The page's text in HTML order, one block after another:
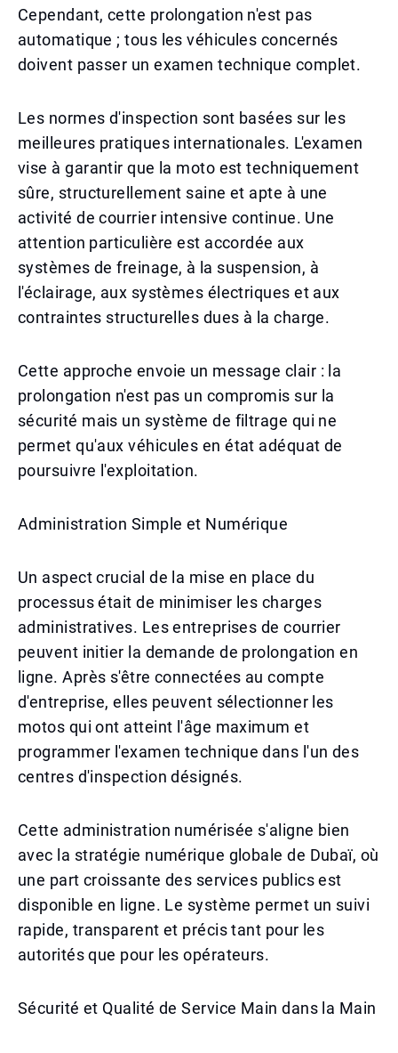
Cependant, cette prolongation n'est pas
automatique ; tous les véhicules concernés
doivent passer un examen technique complet.
Les normes d'inspection sont basées sur les
meilleures pratiques internationales. L'examen
vise à garantir que la moto est techniquement
sûre, structurellement saine et apte à une
activité de courrier intensive continue. Une
attention particulière est accordée aux
systèmes de freinage, à la suspension, à
l'éclairage, aux systèmes électriques et aux
contraintes structurelles dues à la charge.
Cette approche envoie un message clair : la
prolongation n'est pas un compromis sur la
sécurité mais un système de filtrage qui ne
permet qu'aux véhicules en état adéquat de
poursuivre l'exploitation.
Administration Simple et Numérique
Un aspect crucial de la mise en place du
processus était de minimiser les charges
administratives. Les entreprises de courrier
peuvent initier la demande de prolongation en
ligne. Après s'être connectées au compte
d'entreprise, elles peuvent sélectionner les
motos qui ont atteint l'âge maximum et
programmer l'examen technique dans l'un des
centres d'inspection désignés.
Cette administration numérisée s'aligne bien
avec la stratégie numérique globale de Dubaï, où
une part croissante des services publics est
disponible en ligne. Le système permet un suivi
rapide, transparent et précis tant pour les
autorités que pour les opérateurs.
Sécurité et Qualité de Service Main dans la Main